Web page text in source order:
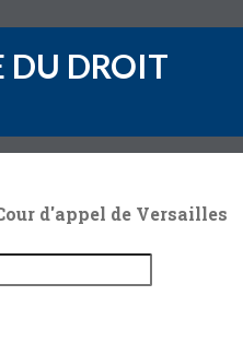
DROIT
d'appel de Versailles